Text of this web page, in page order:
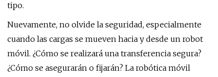
tipo.
Nuevamente, no olvide la seguridad, especialmente
cuando las cargas se mueven hacia y desde un robot
móvil. ¿Cómo se realizará una transferencia segura?
¿Cómo se asegurarán o fijarán? La robótica móvil